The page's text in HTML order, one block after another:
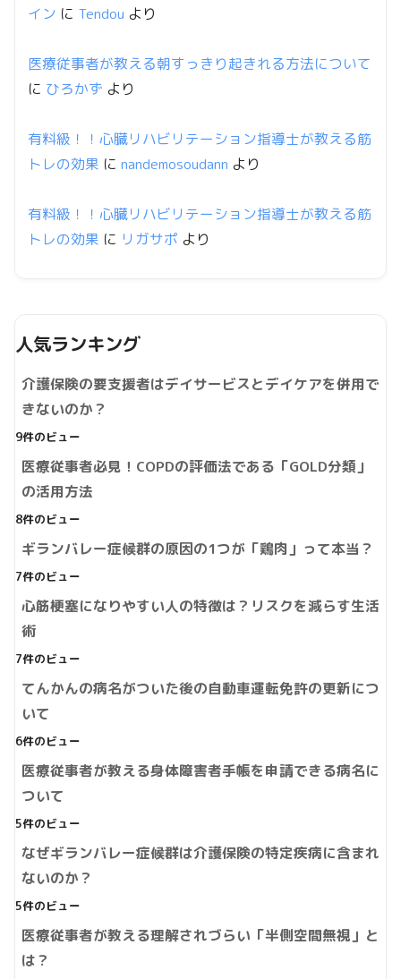
イン に Tendou より
医療従事者が教える朝すっきり起きれる方法について
に ひろかず より
有料級！！心臓リハビリテーション指導士が教える筋
トレの効果 に nandemosoudann より
有料級！！心臓リハビリテーション指導士が教える筋
トレの効果 に リガサポ より
人気ランキング
介護保険の要支援者はデイサービスとデイケアを併用で
きないのか？
9件のビュー
医療従事者必見！COPDの評価法である「GOLD分類」
の活用方法
8件のビュー
ギランバレー症候群の原因の1つが「鶏肉」って本当？
7件のビュー
心筋梗塞になりやすい人の特徴は？リスクを減らす生活
術
7件のビュー
てんかんの病名がついた後の自動車運転免許の更新につ
いて
6件のビュー
医療従事者が教える身体障害者手帳を申請できる病名に
ついて
5件のビュー
なぜギランバレー症候群は介護保険の特定疾病に含まれ
ないのか？
5件のビュー
医療従事者が教える理解されづらい「半側空間無視」と
は？